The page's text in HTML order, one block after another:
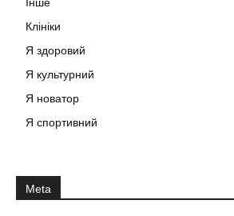
Інше
Клініки
Я здоровий
Я культурний
Я новатор
Я спортивний
Meta